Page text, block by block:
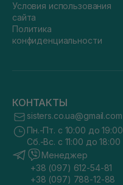
Условия использования
сайта
Политика
конфиденциальности
КОНТАКТЫ
sisters.co.ua@gmail.com
Пн.-Пт. с 10:00 до 19:00
Сб.-Вс. с 11:00 до 18:00
Менеджер
+38 (097) 612-54-81
+38 (097) 788-12-88